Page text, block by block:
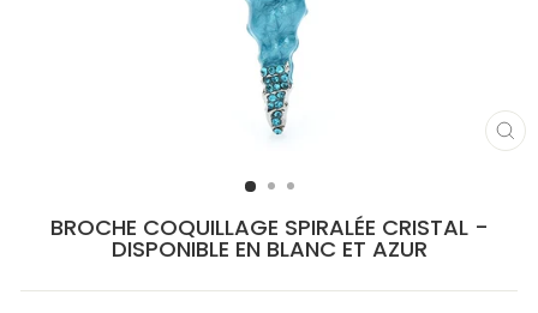
BROCHE COQUILLAGE SPIRALÉE CRISTAL -
DISPONIBLE EN BLANC ET AZUR